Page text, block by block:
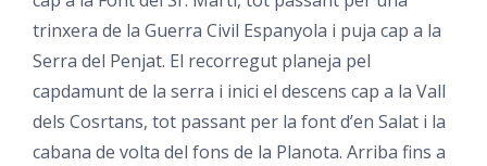
trinxera de la Guerra Civil Espanyola i puja cap a la
Serra del Penjat. El recorregut planeja pel
capdamunt de la serra i inici el descens cap a la Vall
dels Cosrtans, tot passant per la font d’en Salat i la
cabana de volta del fons de la Planota. Arriba fins a